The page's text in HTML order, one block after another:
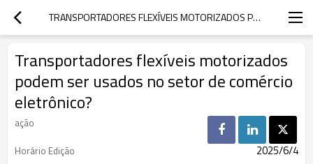
TRANSPORTADORES FLEXÍVEIS MOTORIZADOS PODEM SER USADOS NO SETOR DE COMÉRCIO ELETRÔNICO?
Transportadores flexíveis motorizados
podem ser usados no setor de comércio
eletrônico?
ação
Horário Edição
2025/6/4